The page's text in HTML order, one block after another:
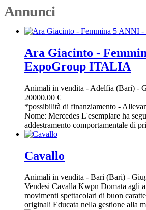
Annunci
Ara Giacinto -
ExpoGroup ITALIA
Animali in vendita - Adelfia (Bari) -
20000.00 €
*possibilità di finanziamento -
Nome: Mercedes L'esemplare ha
addestramento comportamentale di
Cavallo
Animali in vendita - Bari (Bari) -
Vendesi Cavalla Kwpn Domata agli
movimenti spettacolari di buon
originali Educata nella gestione alla